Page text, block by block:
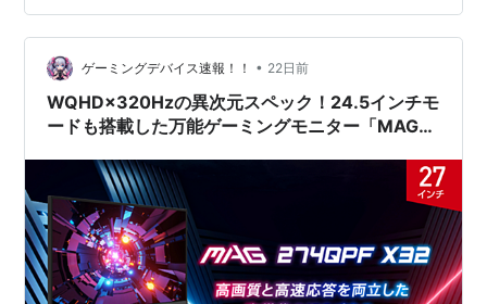
ル環境でスマートに活用したいクリエイターにとっても
見逃せない一台です。本記事では、この注目の新端末に
おけるスペック、特徴、活用シーンからお得なキャン…
ゲーミングデバイス速報！！ • 22日前
WQHD×320Hzの異次元スペック！24.5インチモ
ードも搭載した万能ゲーミングモニター「MAG